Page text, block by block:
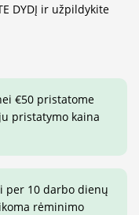
DYDĮ ir užpildykite
€50 pristatome
pristatymo kaina
per 10 darbo dienų
rėminimo